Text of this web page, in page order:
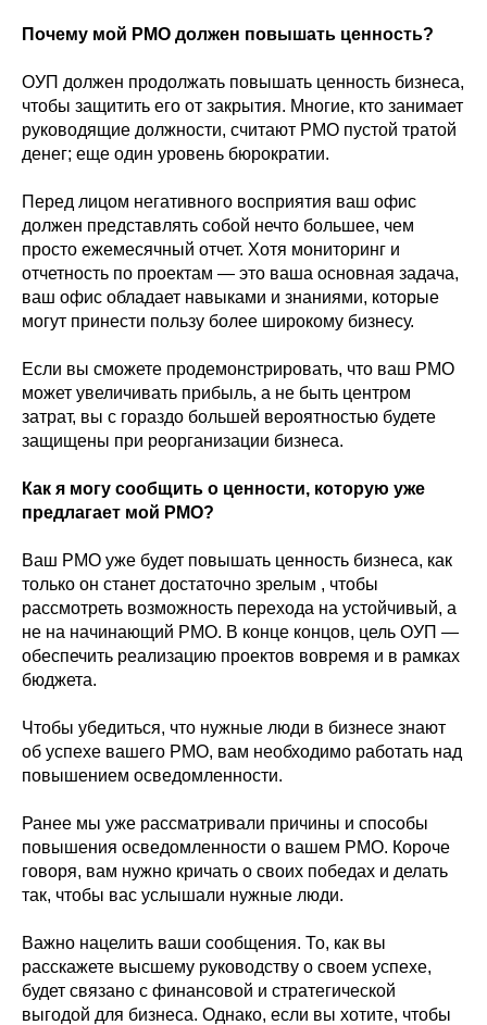
Почему мой PMO должен повышать ценность?
ОУП должен продолжать повышать ценность бизнеса,
чтобы защитить его от закрытия. Многие, кто занимает
руководящие должности, считают PMO пустой тратой
денег; еще один уровень бюрократии.
Перед лицом негативного восприятия ваш офис
должен представлять собой нечто большее, чем
просто ежемесячный отчет. Хотя мониторинг и
отчетность по проектам — это ваша основная задача,
ваш офис обладает навыками и знаниями, которые
могут принести пользу более широкому бизнесу.
Если вы сможете продемонстрировать, что ваш PMO
может увеличивать прибыль, а не быть центром
затрат, вы с гораздо большей вероятностью будете
защищены при реорганизации бизнеса.
Как я могу сообщить о ценности, которую уже
предлагает мой PMO?
Ваш PMO уже будет повышать ценность бизнеса, как
только он станет достаточно зрелым , чтобы
рассмотреть возможность перехода на устойчивый, а
не на начинающий PMO. В конце концов, цель ОУП —
обеспечить реализацию проектов вовремя и в рамках
бюджета.
Чтобы убедиться, что нужные люди в бизнесе знают
об успехе вашего PMO, вам необходимо работать над
повышением осведомленности.
Ранее мы уже рассматривали причины и способы
повышения осведомленности о вашем PMO. Короче
говоря, вам нужно кричать о своих победах и делать
так, чтобы вас услышали нужные люди.
Важно нацелить ваши сообщения. То, как вы
расскажете высшему руководству о своем успехе,
будет связано с финансовой и стратегической
выгодой для бизнеса. Однако, если вы хотите, чтобы